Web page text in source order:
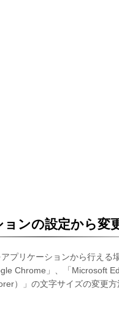
ンの設定から変
プリケーションから行える
Chrome」、「Microsoft
）」の文字サイズの変更